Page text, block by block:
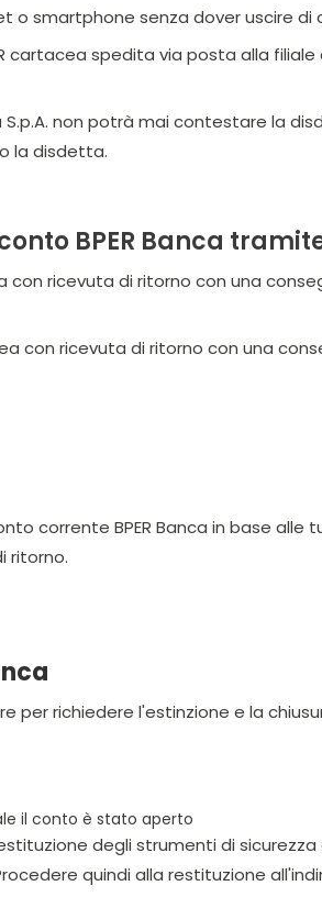
o smartphone senza dover uscire di
spedita via posta alla filiale
non potrà mai contestare la
la disdetta.
BPER Banca
con ricevuta di ritorno con una
con ricevuta di ritorno con una
corrente BPER Banca in base alle
ritorno.
per richiedere l'estinzione e la
il conto è stato aperto
degli strumenti di
quindi alla restituzione